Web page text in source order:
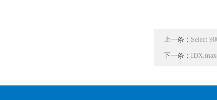
上一条： Select
下一条：